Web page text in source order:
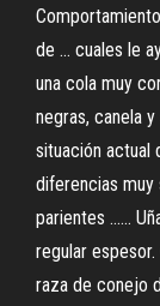
de ... cuales le
una cola muy
negras, canela
situación actual
diferencias muy
parientes ......
regular espesor.
raza de conejo